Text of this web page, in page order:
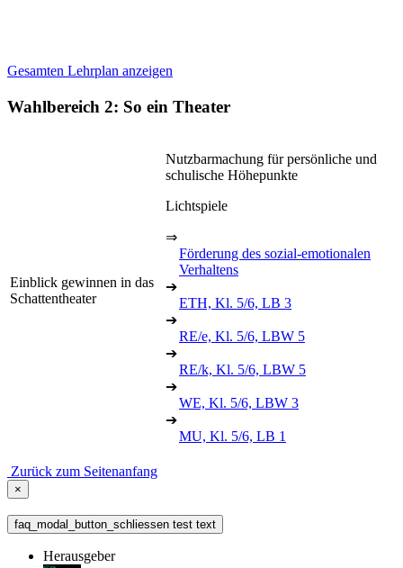
Gesamten Lehrplan anzeigen
Wahlbereich 2: So ein Theater
Einblick gewinnen in das
Schattentheater
Nutzbarmachung für persönliche und
schulische Höhepunkte
Lichtspiele
⇒
Förderung des sozial-emotionalen
Verhaltens
➔
ETH, Kl. 5/6, LB 3
➔
RE/e, Kl. 5/6, LBW 5
➔
RE/k, Kl. 5/6, LBW 5
➔
WE, Kl. 5/6, LBW 3
➔
MU, Kl. 5/6, LB 1
Zurück zum Seitenanfang
×
faq_modal_button_schliessen test text
Herausgeber